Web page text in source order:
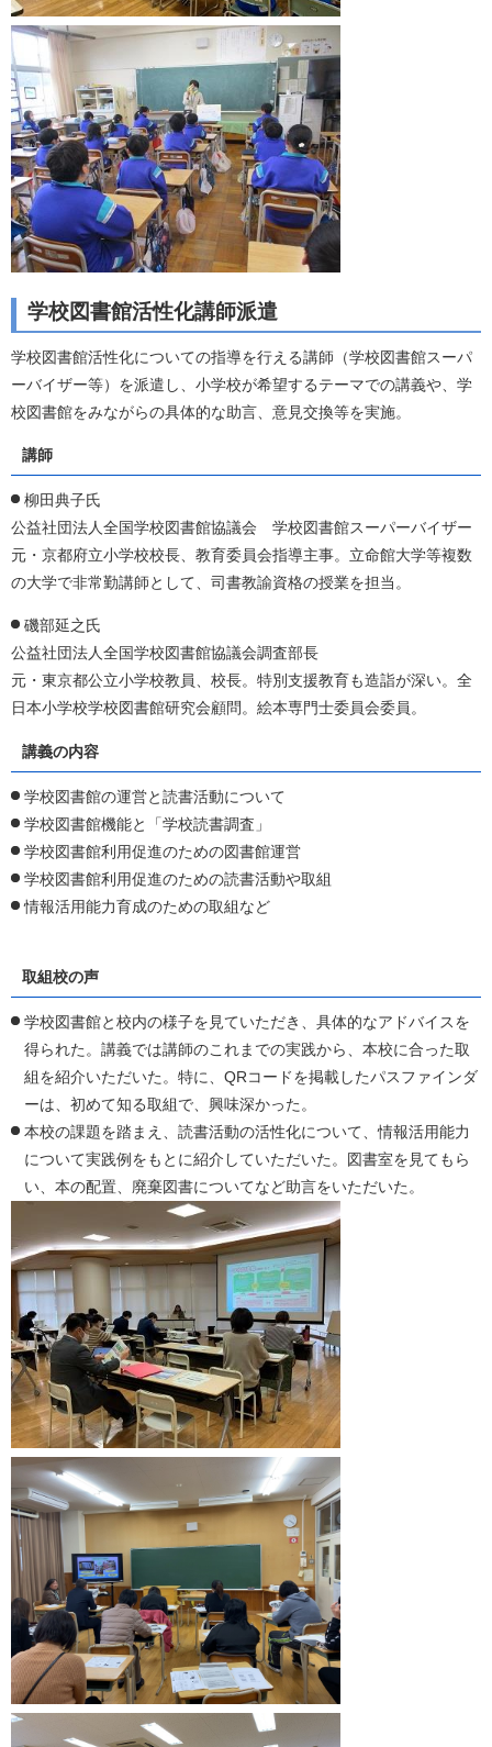
学校図書館活性化講師派遣
学校図書館活性化についての指導を行える講師（学校図書館スーパ
ーバイザー等）を派遣し、小学校が希望するテーマでの講義や、学
校図書館をみながらの具体的な助言、意見交換等を実施。
講師
柳田典子氏
公益社団法人全国学校図書館協議会 学校図書館スーパーバイザー
元・京都府立小学校校長、教育委員会指導主事。立命館大学等複数
の大学で非常勤講師として、司書教諭資格の授業を担当。
磯部延之氏
公益社団法人全国学校図書館協議会調査部長
元・東京都公立小学校教員、校長。特別支援教育も造詣が深い。全
日本小学校学校図書館研究会顧問。絵本専門士委員会委員。
講義の内容
学校図書館の運営と読書活動について
学校図書館機能と「学校読書調査」
学校図書館利用促進のための図書館運営
学校図書館利用促進のための読書活動や取組
情報活用能力育成のための取組など
取組校の声
学校図書館と校内の様子を見ていただき、具体的なアドバイスを
得られた。講義では講師のこれまでの実践から、本校に合った取
組を紹介いただいた。特に、QRコードを掲載したパスファインダ
ーは、初めて知る取組で、興味深かった。
本校の課題を踏まえ、読書活動の活性化について、情報活用能力
について実践例をもとに紹介していただいた。図書室を見てもら
い、本の配置、廃棄図書についてなど助言をいただいた。